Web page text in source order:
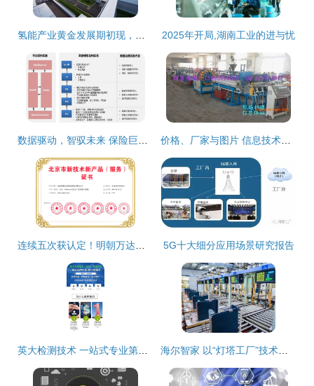
氢能产业黄金发展期初现，技术创新加速应用普及引领绿色转型 2025年开局,湖南工业的进与忧
数据驱动，智驭未来 保险巨头携手亚信科技大数据产品实现管理变革 价格、厂家与图片 信息技术时代的数字化三角关系
连续五次获认定！明朝万达再获北京市新技术新产品（服务）证书，技术实力持续领跑 5G十大细分应用场景研究报告
英大检测技术 一站式专业第三方食品检测与技术服务解决方案 海尔智家 以“灯塔工厂”技术开发，铸就全球智造新标杆